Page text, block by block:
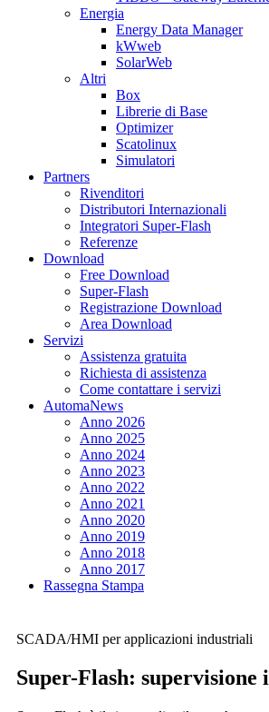
Energia
Energy Data Manager
kWweb
SolarWeb
Altri
Box
Librerie di Base
Optimizer
Scatolinux
Simulatori
Partners
Rivenditori
Distributori Internazionali
Integratori Super-Flash
Referenze
Download
Free Download
Super-Flash
Registrazione Download
Area Download
Servizi
Assistenza gratuita
Richiesta di assistenza
Come contattare i servizi
AutomaNews
Anno 2026
Anno 2025
Anno 2024
Anno 2023
Anno 2022
Anno 2021
Anno 2020
Anno 2019
Anno 2018
Anno 2017
Rassegna Stampa
SCADA/HMI per applicazioni industriali
Super-Flash: supervisione